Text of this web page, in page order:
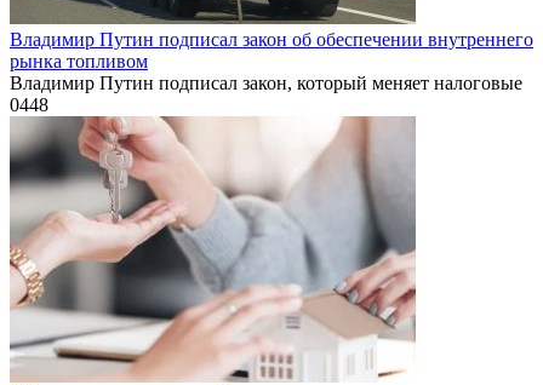
Владимир Путин подписал закон об обеспечении внутреннего
рынка топливом
Владимир Путин подписал закон, который меняет налоговые
0448